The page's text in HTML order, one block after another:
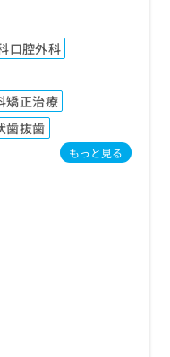
口腔外科
矯正治療
歯抜歯
もっと見る